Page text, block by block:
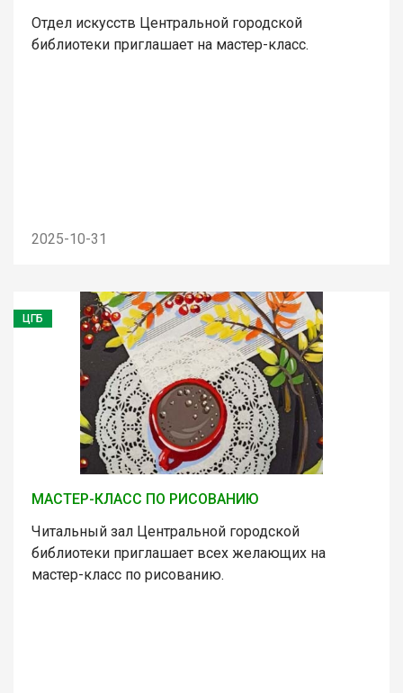
Отдел искусств Центральной городской
библиотеки приглашает на мастер-класс.
2025-10-31
ЦГБ
МАСТЕР-КЛАСС ПО РИСОВАНИЮ
Читальный зал Центральной городской
библиотеки приглашает всех желающих на
мастер-класс по рисованию.